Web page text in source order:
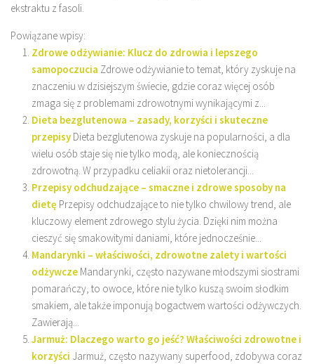
ekstraktu z fasoli.
Powiązane wpisy:
Zdrowe odżywianie: Klucz do zdrowia i lepszego
samopoczucia Zdrowe odżywianie to temat, który zyskuje na
znaczeniu w dzisiejszym świecie, gdzie coraz więcej osób
zmaga się z problemami zdrowotnymi wynikającymi z...
Dieta bezglutenowa – zasady, korzyści i skuteczne
przepisy Dieta bezglutenowa zyskuje na popularności, a dla
wielu osób staje się nie tylko modą, ale koniecznością
zdrowotną. W przypadku celiakii oraz nietolerancji...
Przepisy odchudzające – smaczne i zdrowe sposoby na
dietę Przepisy odchudzające to nie tylko chwilowy trend, ale
kluczowy element zdrowego stylu życia. Dzięki nim można
cieszyć się smakowitymi daniami, które jednocześnie...
Mandarynki – właściwości, zdrowotne zalety i wartości
odżywcze Mandarynki, często nazywane młodszymi siostrami
pomarańczy, to owoce, które nie tylko kuszą swoim słodkim
smakiem, ale także imponują bogactwem wartości odżywczych.
Zawierają...
Jarmuż: Dlaczego warto go jeść? Właściwości zdrowotne i
korzyści Jarmuż, często nazywany superfood, zdobywa coraz